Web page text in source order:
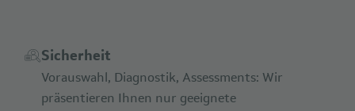
Sicherheit
Vorauswahl, Diagnostik, Assessments: Wir
präsentieren Ihnen nur geeignete